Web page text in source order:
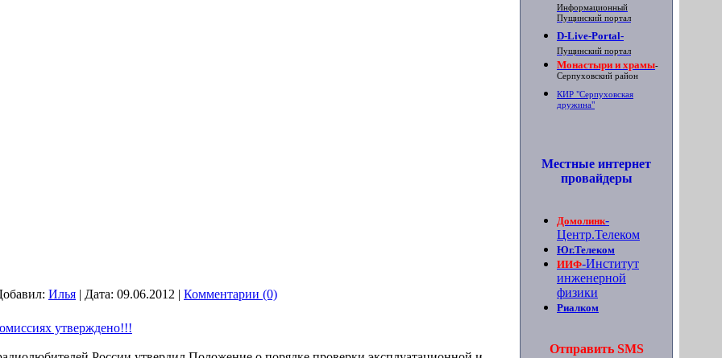
Илья | Дата: 09.06.2012 | Комментарии (0)
утверждено!!!
Информационный
Пущинский портал
D-Live-Portal-
Пущинский портал
Монастыри и храмы-
Серпуховский район
КИР "Серпуховская
дружина"
Местные интернет
провайдеры
Домолинк-
Центр.Телеком
Юг.Телеком
ИИФ-Институт
инженерной
физики
Риалком
Отправить SMS